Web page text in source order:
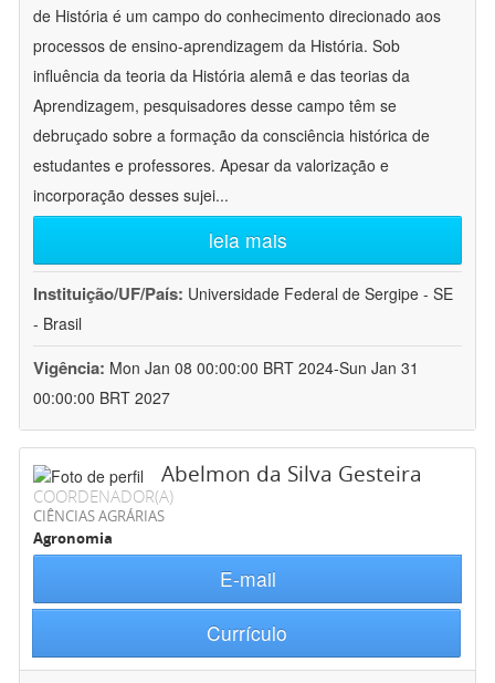
de História é um campo do conhecimento direcionado aos
processos de ensino-aprendizagem da História. Sob
influência da teoria da História alemã e das teorias da
Aprendizagem, pesquisadores desse campo têm se
debruçado sobre a formação da consciência histórica de
estudantes e professores. Apesar da valorização e
incorporação desses sujei...
leia mais
Instituição/UF/País: Universidade Federal de Sergipe - SE
- Brasil
Vigência: Mon Jan 08 00:00:00 BRT 2024-Sun Jan 31
00:00:00 BRT 2027
Abelmon da Silva Gesteira
COORDENADOR(A)
CIÊNCIAS AGRÁRIAS
Agronomia
E-mail
Currículo